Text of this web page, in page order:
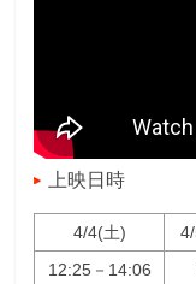
上映日時
4/4(土)
12:25－14:06